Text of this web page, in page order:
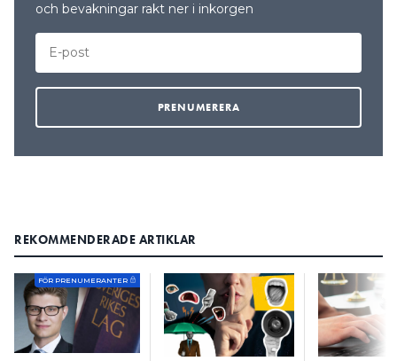
och bevakningar rakt ner i inkorgen
REKOMMENDERADE ARTIKLAR
FÖR PRENUMERANTER